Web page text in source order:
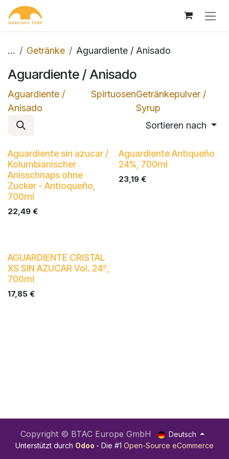
Zum Inhalt springen
... Getränke Aguardiente / Anisado
Aguardiente / Anisado
Aguardiente /
Anisado
SpirtuosenGetränkepulver /
Syrup
Sortieren nach
Aguardiente sin azucar /
Kolumbianischer
Anisschnaps ohne
Zucker - Antioqueño,
700ml
22,49 €
Neu!
Aguardiente Antiqueño
24%, 700ml
23,19€
AGUARDIENTE CRISTAL
XS SIN AZUCAR Vol. 24º,
700ml
17,85 €
Copyright © BTAC Europe GmbH
Deutsch
Unterstützt durch Odoo - Die #1 Open-Source eCommerce